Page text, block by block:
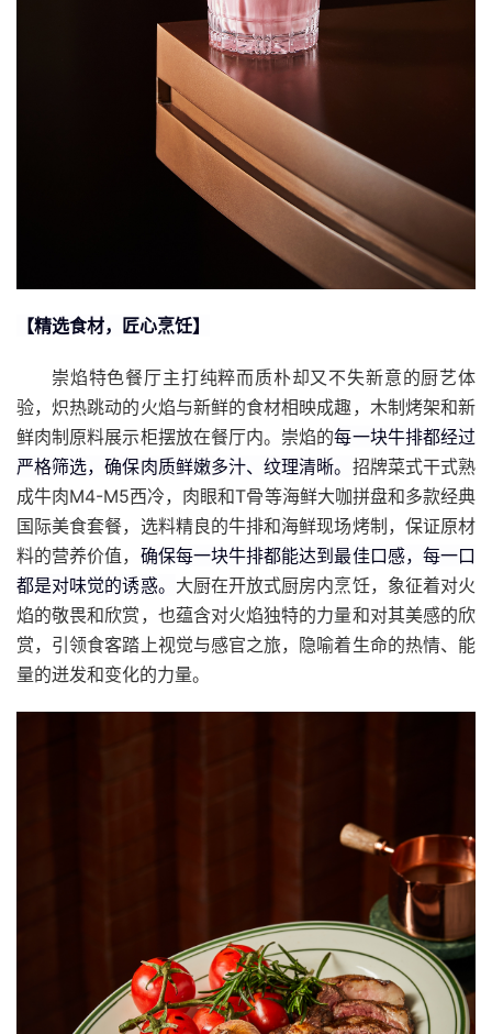
【精选食材，匠心烹饪】
崇焰特色餐厅主打纯粹而质朴却又不失新意的厨艺体
验，炽热跳动的火焰与新鲜的食材相映成趣，木制烤架和新
鲜肉制原料展示柜摆放在餐厅内。崇焰的每一块牛排都经过
严格筛选，确保肉质鲜嫩多汁、纹理清晰。 招牌菜式干式熟
成牛肉M4-M5西冷，肉眼和T骨等海鲜大咖拼盘和多款经典
国际美食套餐，选料精良的牛排和海鲜现场烤制，保证原材
料的营养价值， 确保每一块牛排都能达到最佳口感，每一口
都是对味觉的诱惑。 大厨在开放式厨房内烹饪，象征着对火
焰的敬畏和欣赏，也蕴含对火焰独特的力量和对其美感的欣
赏，引领食客踏上视觉与感官之旅，隐喻着生命的热情、能
量的迸发和变化的力量。